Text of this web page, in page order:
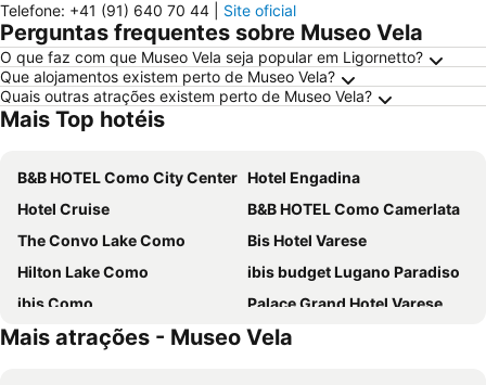
Telefone: +41 (91) 640 70 44 Site oficial
Perguntas frequentes sobre Museo Vela
O que faz com que Museo Vela seja popular em Ligornetto?
Que alojamentos existem perto de Museo Vela?
Quais outras atrações existem perto de Museo Vela?
Mais Top hotéis
B&B HOTEL Como City Center Hotel Engadina
Hotel Cruise
B&B HOTEL Como Camerlata
The Convo Lake Como
Bis Hotel Varese
Hilton Lake Como
ibis budget Lugano Paradiso
ibis Como
Palace Grand Hotel Varese
Villa d'Este
Hotel Barchetta Excelsior
Mais atrações - Museo Vela